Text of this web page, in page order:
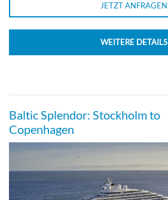
Aussenkabine
Suite
JETZT ANFRAGEN
WEITERE DETAILS
Baltic Splendor: Stockholm to
Copenhagen